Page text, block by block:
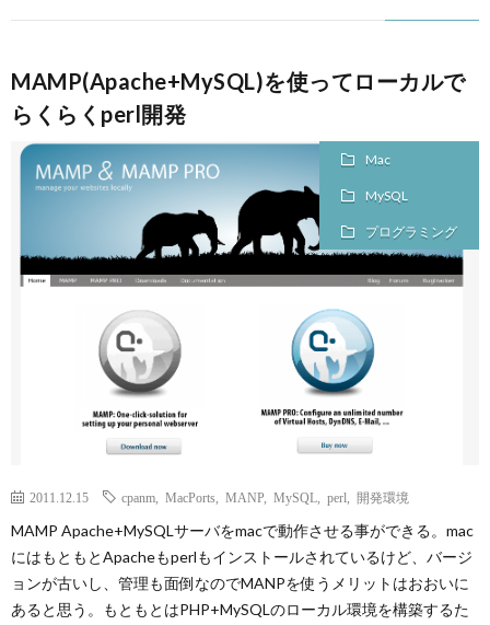
MAMP(Apache+MySQL)を使ってローカルで
らくらくperl開発
Mac
MySQL
プログラミング
2011.12.15 cpanm MacPorts MANP MySQL perl 開発環境
MAMP Apache+MySQLサーバをmacで動作させる事ができる。mac
にはもともとApacheもperlもインストールされているけど、バージ
ョンが古いし、管理も面倒なのでMANPを使うメリットはおおいに
あると思う。もともとはPHP+MySQLのローカル環境を構築するた